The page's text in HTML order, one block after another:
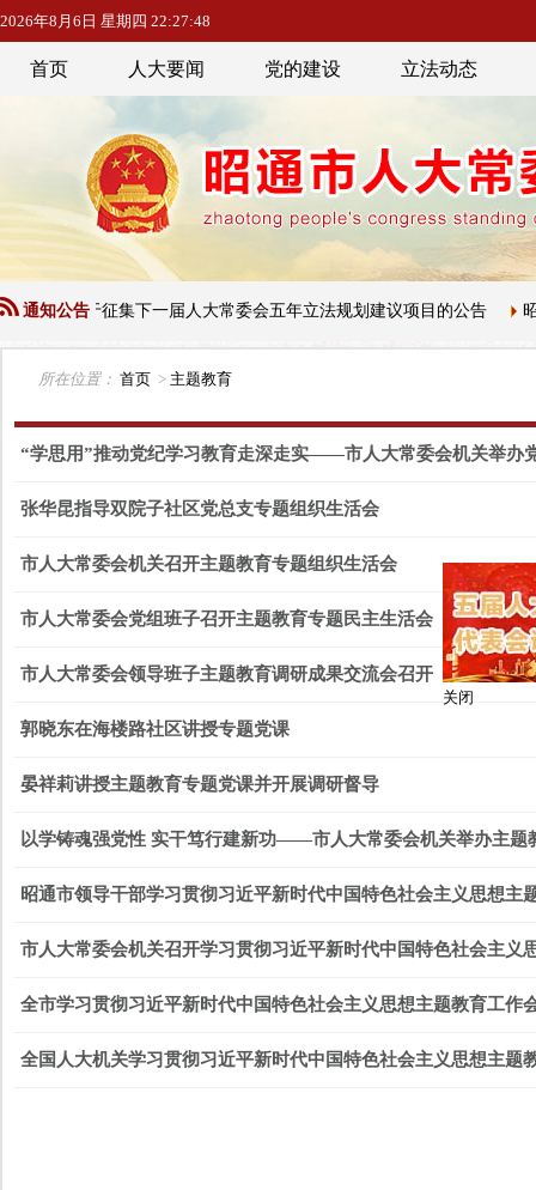
2026年8月6日 星期四 22:27:48
首页 人大要闻 党的建设 立法动态
通知公告
关于征集下一届人大常委会五年立法规划建议项目的公告 昭通
所在位置： 首页 > 主题教育
“学思用”推动党纪学习教育走深走实——市人大常委会机关举办
张华昆指导双院子社区党总支专题组织生活会
市人大常委会机关召开主题教育专题组织生活会
市人大常委会党组班子召开主题教育专题民主生活会
市人大常委会领导班子主题教育调研成果交流会召开
郭晓东在海楼路社区讲授专题党课
晏祥莉讲授主题教育专题党课并开展调研督导
以学铸魂强党性 实干笃行建新功——市人大常委会机关举办主题
昭通市领导干部学习贯彻习近平新时代中国特色社会主义思想主
市人大常委会机关召开学习贯彻习近平新时代中国特色社会主义
全市学习贯彻习近平新时代中国特色社会主义思想主题教育工作
全国人大机关学习贯彻习近平新时代中国特色社会主义思想主题